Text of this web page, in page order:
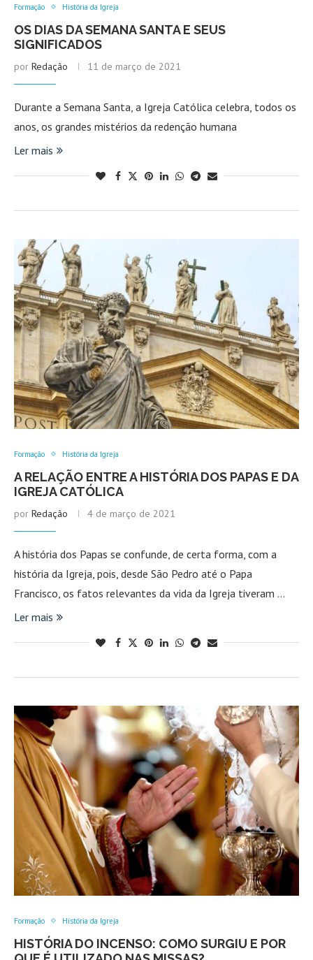
Formação História da Igreja
OS DIAS DA SEMANA SANTA E SEUS
SIGNIFICADOS
por Redação 11 de março de 2021
Durante a Semana Santa, a Igreja Católica celebra, todos os
anos, os grandes mistérios da redenção humana
Ler mais
Formação História da Igreja
A RELAÇÃO ENTRE A HISTÓRIA DOS PAPAS E DA
IGREJA CATÓLICA
por Redação 4 de março de 2021
A história dos Papas se confunde, de certa forma, com a
história da Igreja, pois, desde São Pedro até o Papa
Francisco, os fatos relevantes da vida da Igreja tiveram …
Ler mais
Formação História da Igreja
HISTÓRIA DO INCENSO: COMO SURGIU E POR